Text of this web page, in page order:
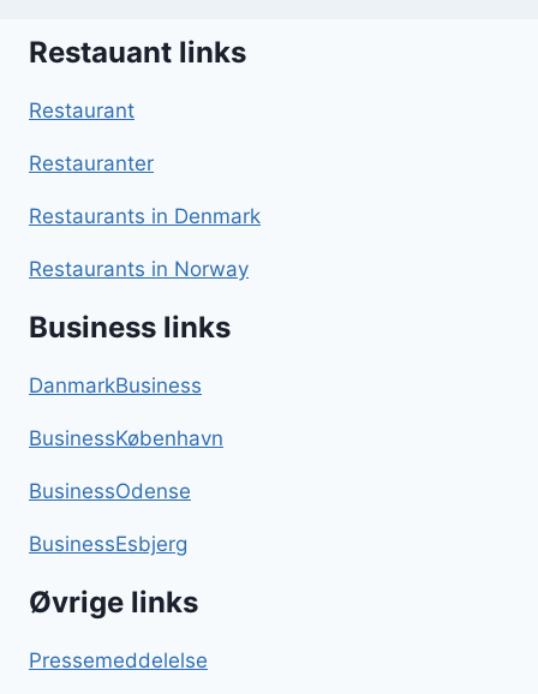
Restauant links
Restaurant
Restauranter
Restaurants in Denmark
Restaurants in Norway
Business links
DanmarkBusiness
BusinessKøbenhavn
BusinessOdense
BusinessEsbjerg
Øvrige links
Pressemeddelelse